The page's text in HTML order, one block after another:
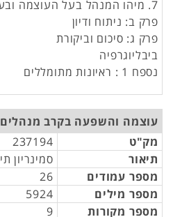
7. מיהו המנהל בעל העוצמה ובעל ההשפעה
פרק ב: ניתוח ודיון
פרק ג: סיכום וביקורת
ביבליוגרפיה
נספח 1 : ראיונות מתומללים
עוצמה והשפעה בקרב מנהלים
מק"ט
237194
תיאור
סמינריון
מספר עמודים
26
מספר מילים
5924
מספר מקורות
9